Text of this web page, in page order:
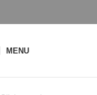
MENU